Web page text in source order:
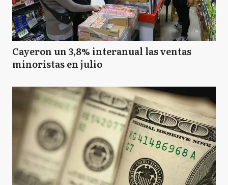
Cayeron un 3,8% interanual las ventas
minoristas en julio